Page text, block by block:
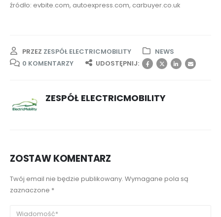
źródło: evbite.com, autoexpress.com, carbuyer.co.uk
PRZEZ ZESPÓŁ ELECTRICMOBILITY
NEWS
0 KOMENTARZY
UDOSTĘPNIJ:
ZESPÓŁ ELECTRICMOBILITY
ZOSTAW KOMENTARZ
Twój email nie będzie publikowany. Wymagane pola są
zaznaczone *